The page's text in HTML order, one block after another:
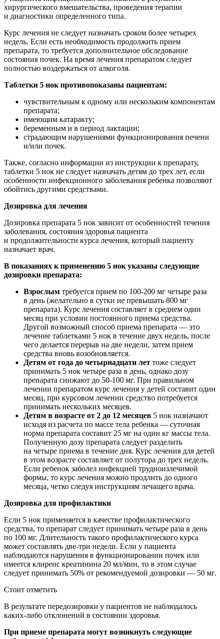
хирургического вмешательства, проведения терапии
и диагностики определенного типа.
Курс лечения не следует назначать сроком более четырех
недель. Если есть необходимость продолжить прием
препарата, то требуется дополнительное обследование
состояния почек. На время лечения препаратом следует
полностью воздержаться от алкоголя.
Таблетки 5 нок противопоказаны пациентам:
чувствительным к одному или нескольким компонентам
препарата;
имеющим катаракту;
беременным и в период лактации;
страдающим нарушениями функционирования печени
и/или почек.
Также, согласно информации из инструкции к препарату,
таблетки 5 нок не следует назначать детям до трех лет, если
особенности инфекционного заболевания ребенка позволяют
обойтись другими средствами.
Дозировка для лечения
Дозировка препарата 5 нок зависит от особенностей течения
заболевания, состояния здоровья пациента
и продолжительности курса лечения, который пациенту
назначает врач.
В показаниях к применению 5 нок указаны следующие
дозировки препарата:
Взрослым требуется прием по 100-200 мг четыре раза
в день (желательно в сутки не превышать 800 мг
препарата). Курс лечения составляет в среднем один
месяц при условии постоянного приема средства.
Другой возможный способ приема препарата — это
лечение таблетками 5 нок в течение двух недель, после
чего делается перерыв на две недели, затем прием
средства вновь возобновляется.
Детям от года до четырнадцати лет тоже следует
принимать 5 нок четыре раза в день, однако дозу
препарата снижают до 50-100 мг. При правильном
лечении препаратом курс лечения у детей составит один
месяц, при курсовом лечении средство потребуется
принимать нескольких месяцев.
Детям в возрасте от 2 до 12 месяцев 5 нок назначают
исходя из расчета по массе тела ребенка — суточная
норма препарата составит 25 мг на один кг массы тела.
Полученную дозу препарата следует разделить
на четыре приема в течение дня. Курс лечения для детей
в этом возрасте составляет от полутора до трех недель.
Если ребенок заболел инфекцией трудноизлечимой
формы, то курс лечения можно продлить до одного
месяца, четко следуя инструкциям лечащего врача.
Дозировка для профилактики
Если 5 нок применяется в качестве профилактического
средства, то препарат следует принимать четыре раза в день
по 100 мг. Длительность такого профилактического курса
может составлять две-три недели. Если у пациента
наблюдаются нарушения в функционировании почек или
имеется клиренс креатинина 20 мл/мин, то в этом случае
следует принимать 50% от рекомендуемой дозировки — 50 мг.
Стоит отметить
В результате передозировки у пациентов не наблюдалось
каких-либо отклонений в состоянии здоровья.
При приеме препарата могут возникнуть следующие